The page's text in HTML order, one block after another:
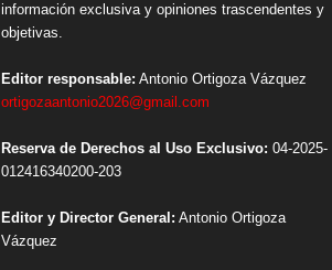
información exclusiva y opiniones trascendentes y
objetivas.
Editor responsable: Antonio Ortigoza Vázquez
ortigozaantonio2026@gmail.com
Reserva de Derechos al Uso Exclusivo: 04-2025-
012416340200-203
Editor y Director General: Antonio Ortigoza
Vázquez